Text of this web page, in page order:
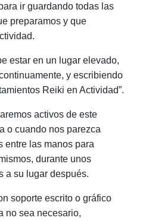
ir guardando todas las
preparamos y que
estar en un lugar elevado,
y escribiendo
Reiki en Actividad”.
activos de este
o cuando nos parezca
entre las manos para
durante unos
a su lugar después.
soporte escrito o gráfico
no sea necesario,